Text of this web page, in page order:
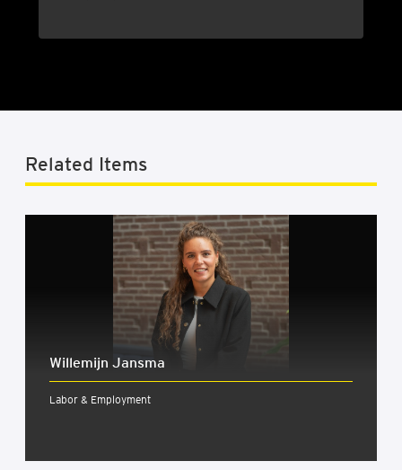
Related Items
Wil­le­mijn Jans­ma
Labor & Employment